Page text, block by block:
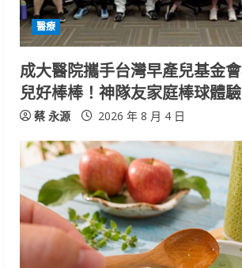
醫療
成大醫院攜手台灣早產兒基金
兒好棒棒！神隊友家庭棒球體驗
蔡 永源 2026 年 8 月 4 日